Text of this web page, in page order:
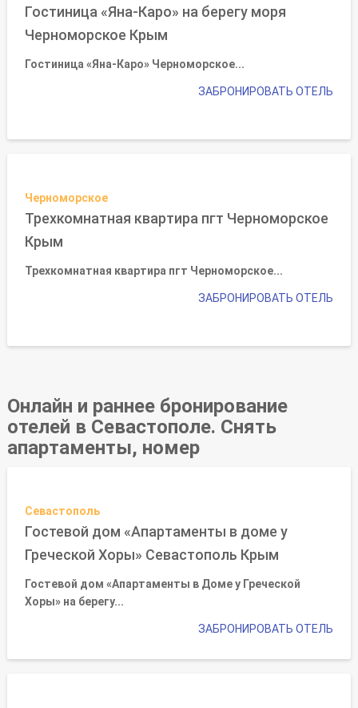
Гостиница «Яна-Каро» на берегу моря
Черноморское Крым
Гостиница «Яна-Каро» Черноморское...
ЗАБРОНИРОВАТЬ ОТЕЛЬ
Черноморское
Трехкомнатная квартира пгт Черноморское
Крым
Трехкомнатная квартира пгт Черноморское...
ЗАБРОНИРОВАТЬ ОТЕЛЬ
Онлайн и раннее бронирование
отелей в Севастополе. Снять
апартаменты, номер
Севастополь
Гостевой дом «Апартаменты в доме у
Греческой Хоры» Севастополь Крым
Гостевой дом «Апартаменты в Доме у Греческой
Хоры» на берегу...
ЗАБРОНИРОВАТЬ ОТЕЛЬ